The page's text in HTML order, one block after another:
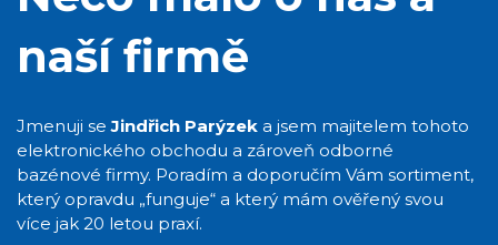
naší firmě
Jmenuji seJindřich Parýzek a jsem majitelem tohoto
elektronického obchodu a zároveň odborné
bazénové firmy. Poradím a doporučím Vám sortiment,
který opravdu „funguje“ a který mám ověřený svou
více jak 20 letou praxí.